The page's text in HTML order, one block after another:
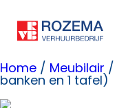
Home / Meubilair /
banken en 1 tafel)